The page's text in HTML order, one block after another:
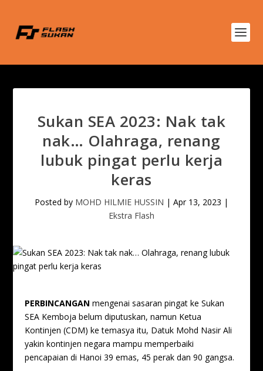
Sukan SEA 2023: Nak tak
nak… Olahraga, renang
lubuk pingat perlu kerja
keras
Posted by MOHD HILMIE HUSSIN | Apr 13, 2023 |
Ekstra Flash
PERBINCANGAN mengenai sasaran pingat ke Sukan
SEA Kemboja belum diputuskan, namun Ketua
Kontinjen (CDM) ke temasya itu, Datuk Mohd Nasir Ali
yakin kontinjen negara mampu memperbaiki
pencapaian di Hanoi 39 emas, 45 perak dan 90 gangsa.